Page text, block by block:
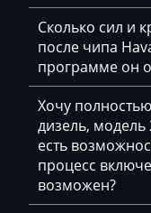
Cupra
Dacia
Daewoo
DAF
Daihatsu
Dammann
Сколько сил и
после чипа
программе он
Хочу
дизель, модель
есть
процесс
возможен?